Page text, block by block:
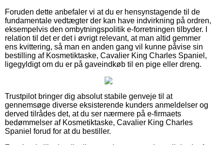
Foruden dette anbefaler vi at du er hensynstagende til de
fundamentale vedtægter der kan have indvirkning på ordren,
eksempelvis den ombytningspolitik e-forretningen tilbyder. I
relation til det er det i øvrigt relevant, at man altid gemmer
ens kvittering, så man en anden gang vil kunne påvise sin
bestilling af Kosmetiktaske, Cavalier King Charles Spaniel,
ligegyldigt om du er på gaveindkøb til en pige eller dreng.
Trustpilot bringer dig absolut stabile genveje til at
gennemsøge diverse eksisterende kunders anmeldelser og
derved tilrådes det, at du ser nærmere på e-firmaets
bedømmelser af Kosmetiktaske, Cavalier King Charles
Spaniel forud for at du bestiller.